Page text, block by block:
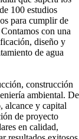
100 estudios
para cumplir de
con una
diseño y
de agua
construcción
ambiental. De
alcance y capital
de proyecto
en calidad,